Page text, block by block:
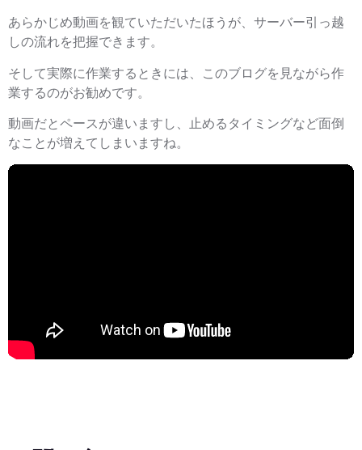
あらかじめ動画を観ていただいたほうが、サーバー引っ越
しの流れを把握できます。
そして実際に作業するときには、このブログを見ながら作
業するのがお勧めです。
動画だとペースが違いますし、止めるタイミングなど面倒
なことが増えてしまいますね。